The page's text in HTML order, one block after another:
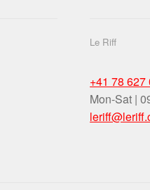
Le Riff
+41 78 627
Mon-Sat |